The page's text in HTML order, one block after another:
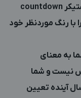
روی آن ضربه بزنید، یک رنگ جدید برای استیکر countdown
با رنگ موردنظر خود
شما به معنای
نیست و شما
آینده تعیین